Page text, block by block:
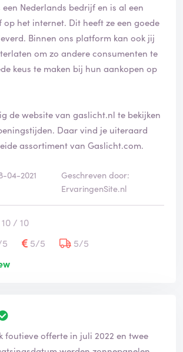
Nederlands bedrijf en is al een
het internet. Dit heeft ze een goede
Binnen ons platform kan ook jij
om zo andere consumenten te
keus te maken bij hun aankopen op
de website van gaslicht.nl te bekijken
Daar vind je uiteraard
assortiment van Gaslicht.com.
04-2021
Geschreven door:
ErvaringenSite.nl
10 / 10
5/5
5/5
foutieve offerte in juli 2022 en twee